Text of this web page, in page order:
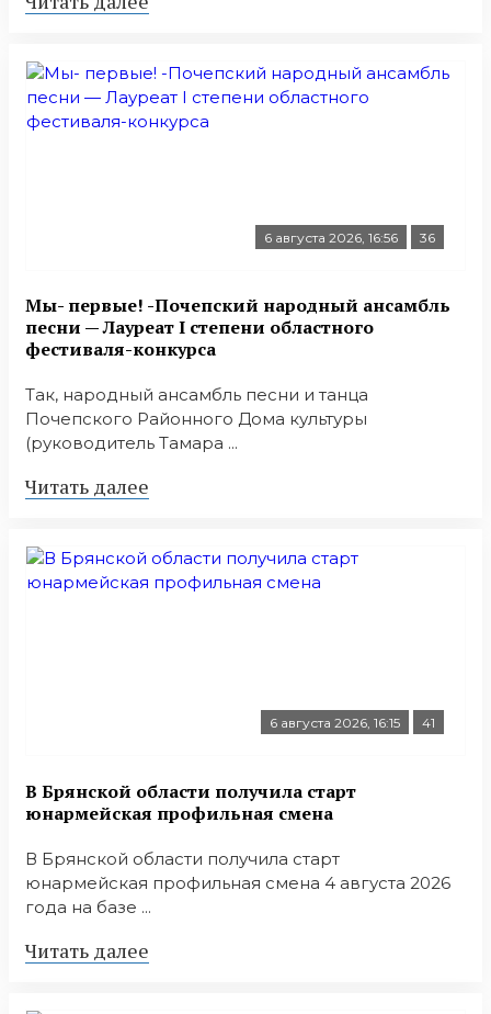
6 августа 2026, 16:56 36
Мы- первые! -Почепский народный ансамбль
песни — Лауреат I степени областного
фестиваля-конкурса
Так, народный ансамбль песни и танца
Почепского Районного Дома культуры
(руководитель Тамара ...
Читать далее
6 августа 2026, 16:15 41
В Брянской области получила старт
юнармейская профильная смена
В Брянской области получила старт
юнармейская профильная смена 4 августа 2026
года на базе ...
Читать далее